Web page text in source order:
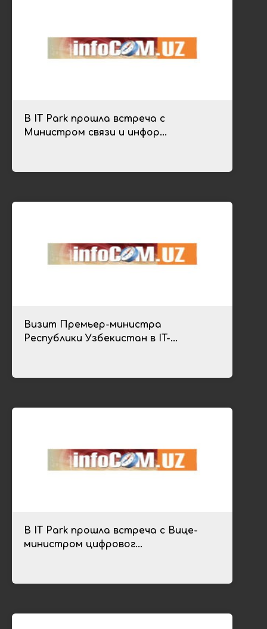
В IT Park прошла встреча с
Министром связи и инфор...
Визит Премьер-министра
Республики Узбекистан в IT-...
В IT Park прошла встреча с Вице-
министром цифровог...